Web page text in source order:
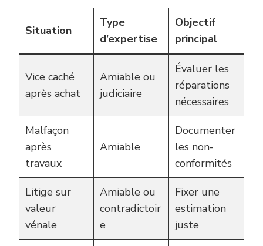
Situation
Type
d’expertise
Objectif
principal
Vice caché
après achat
Amiable ou
judiciaire
Évaluer les
réparations
nécessaires
Malfaçon
après
travaux
Amiable
Documenter
les non-
conformités
Litige sur
valeur
vénale
Amiable ou
contradictoir
e
Fixer une
estimation
juste